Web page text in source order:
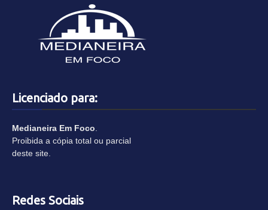
Licenciado para:
Medianeira Em Foco
Proibida a cópia total ou parcial
deste site.
Redes Sociais